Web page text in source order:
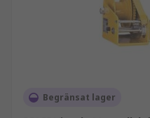
Begränsat lager